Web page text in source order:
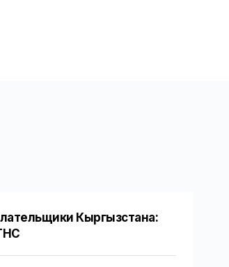
Кыргызстана: